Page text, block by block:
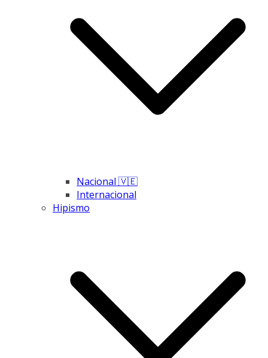
Nacional 🇻🇪
Internacional
Hipismo